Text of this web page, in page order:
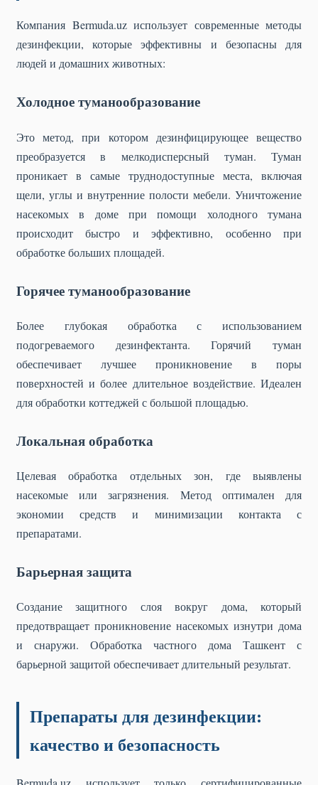
Компания Bermuda.uz использует современные методы
дезинфекции, которые эффективны и безопасны для
людей и домашних животных:
Холодное туманообразование
Это метод, при котором дезинфицирующее вещество
преобразуется в мелкодисперсный туман. Туман
проникает в самые труднодоступные места, включая
щели, углы и внутренние полости мебели. Уничтожение
насекомых в доме при помощи холодного тумана
происходит быстро и эффективно, особенно при
обработке больших площадей.
Горячее туманообразование
Более глубокая обработка с использованием
подогреваемого дезинфектанта. Горячий туман
обеспечивает лучшее проникновение в поры
поверхностей и более длительное воздействие. Идеален
для обработки коттеджей с большой площадью.
Локальная обработка
Целевая обработка отдельных зон, где выявлены
насекомые или загрязнения. Метод оптимален для
экономии средств и минимизации контакта с
препаратами.
Барьерная защита
Создание защитного слоя вокруг дома, который
предотвращает проникновение насекомых изнутри дома
и снаружи. Обработка частного дома Ташкент с
барьерной защитой обеспечивает длительный результат.
Препараты для дезинфекции:
качество и безопасность